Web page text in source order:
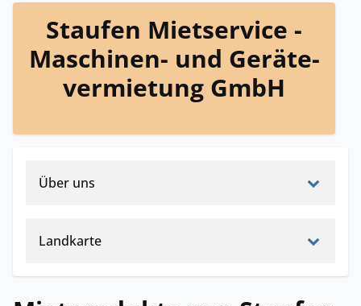
Staufen Mietservice -
Maschinen- und Geräte-
vermietung GmbH
Über uns
Landkarte